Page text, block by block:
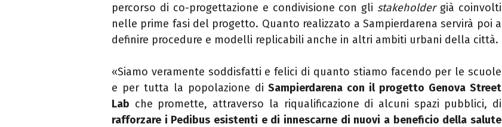
percorso di co-progettazione e condivisione con gli stakeholdergià coinvolti
nelle prime fasi del progetto. Quanto realizzato a Sampierdarena servirà poi a
definire procedure e modelli replicabili anche in altri ambiti urbani della città.
«Siamo veramente soddisfatti e felici di quanto stiamo facendo per le scuole
e per tutta la popolazione diSampierdarena con il progetto Genova Street
Lab che promette, attraverso la riqualificazione di alcuni spazi pubblici, di
rafforzare i Pedibus esistenti e di innescarne di nuovi a beneficio della salute